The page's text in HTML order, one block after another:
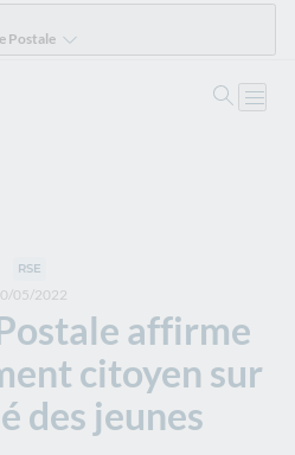
Postale
affirme
citoyen sur
des jeunes
05/2022
RSE